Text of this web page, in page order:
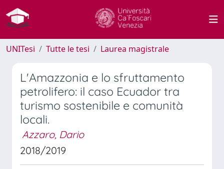
UNITesi Tutte le tesi Laurea magistrale
L'Amazzonia e lo sfruttamento
petrolifero: il caso Ecuador tra
turismo sostenibile e comunità
locali.
Azzaro, Dario
2018/2019